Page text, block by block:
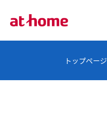
トップページ